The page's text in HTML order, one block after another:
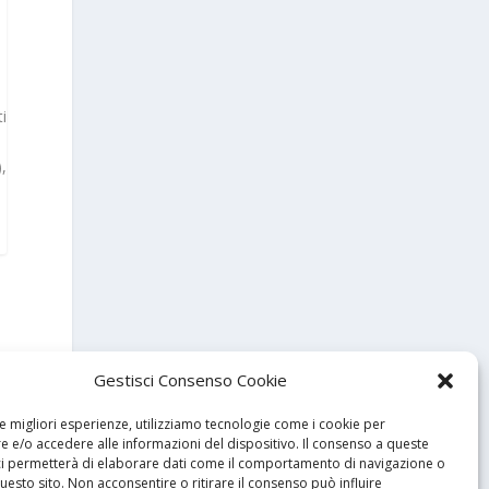
Gestisci Consenso Cookie
migliori esperienze, utilizziamo tecnologie come i cookie per
e/o accedere alle informazioni del dispositivo. Il consenso a queste
permetterà di elaborare dati come il comportamento di navigazione o
sito. Non acconsentire o ritirare il consenso può influire